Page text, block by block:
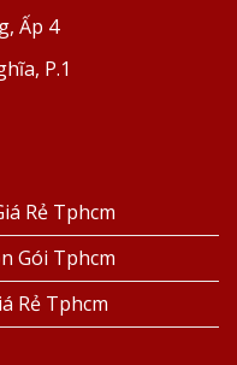
Ấp 4
P.1
Rẻ Tphcm
Gói Tphcm
Rẻ Tphcm